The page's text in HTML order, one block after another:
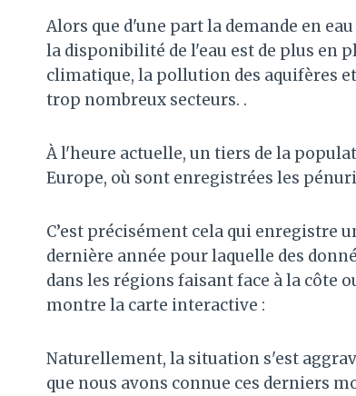
Alors que d'une part la demande en
la disponibilité de l'eau est de plus en
climatique, la pollution des aquifères
trop nombreux secteurs. .
À l'heure actuelle, un tiers de la
Europe, où sont enregistrées les
C’est précisément cela qui enregistre
dernière année pour laquelle des
dans les régions faisant face à la côte
montre la carte interactive :
Naturellement, la situation s'est
que nous avons connue ces derniers